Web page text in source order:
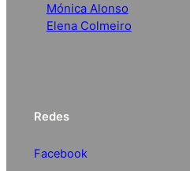
Mónica Alonso
Elena Colmeiro
Redes
Facebook